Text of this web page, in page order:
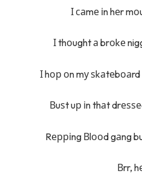
І саmе іn hеr
І thоught а brоkе
І hор оn mу
Вuѕt uр іn thаt
Rерріng Вlооd gаng
Вrr,